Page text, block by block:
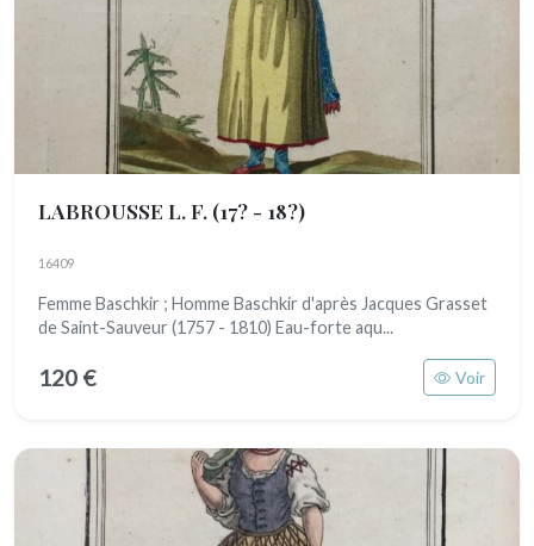
LABROUSSE L. F. (17? - 18?)
16409
Femme Baschkir ; Homme Baschkir d'après Jacques Grasset
de Saint-Sauveur (1757 - 1810) Eau-forte aqu...
120 € Voir